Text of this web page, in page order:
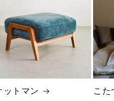
ットマン こた